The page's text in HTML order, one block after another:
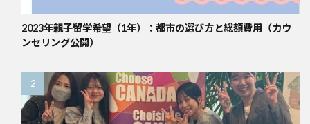
2023年親子留学希望（1年）：都市の選び方と総額費用（カウ
ンセリング公開）